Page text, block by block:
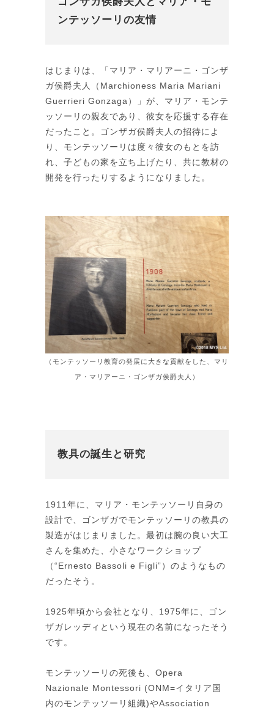
ンテッソーリの友情
はじまりは、「マリア・マリアーニ・ゴンザ
ガ侯爵夫人（Marchioness Maria Mariani
Guerrieri Gonzaga）」が、マリア・モンテ
ッソーリの親友であり、彼女を応援する存在
だったこと。ゴンザガ侯爵夫人の招待によ
り、モンテッソーリは度々彼女のもとを訪
れ、子どもの家を立ち上げたり、共に教材の
開発を行ったりするようになりました。
（モンテッソーリ教育の発展に大きな貢献をした、マリ
ア・マリアーニ・ゴンザガ侯爵夫人）
教具の誕生と研究
1911年に、マリア・モンテッソーリ自身の
設計で、ゴンザガでモンテッソーリの教具の
製造がはじまりました。最初は腕の良い大工
さんを集めた、小さなワークショップ
（“Ernesto Bassoli e Figli”）のようなもの
だったそう。
1925年頃から会社となり、1975年に、ゴン
ザガレッディという現在の名前になったそう
です。
モンテッソーリの死後も、Opera
Nazionale Montessori (ONM=イタリア国
内のモンテッソーリ組織)やAssociation